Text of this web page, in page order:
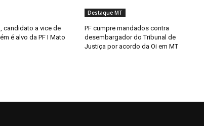
candidato a vice de
é alvo da PF I Mato
Destaque MT
PF cumpre mandados contra
desembargador do Tribunal de
Justiça por acordo da Oi em MT